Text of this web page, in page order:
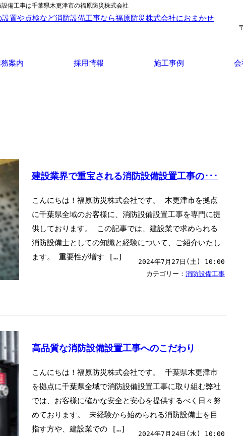
備工事は千葉県木更津市の福原防災株式会社
案内 採用情報 施工事例 会
建設業界で重宝される消防設備設置工事の･･･
こんにちは！福原防災株式会社です。 木更津市を拠点
に千葉県全域のお客様に、消防設備設置工事を専門に提
供しております。 この記事では、建設業で求められる
消防設備士としての知識と経験について、ご紹介いたし
ます。 重要性が増す […]
2024年7月27日(土) 10:00
カテゴリー： 消防設備工事
高品質な消防設備設置工事へのこだわり
こんにちは！福原防災株式会社です。 千葉県木更津市
を拠点に千葉県全域で消防設備設置工事に取り組む弊社
では、お客様に確かな安全と安心を提供するべく日々努
めております。 未経験から始められる消防設備士を目
指す方や、建設業での […]
2024年7月24日(水) 10:00